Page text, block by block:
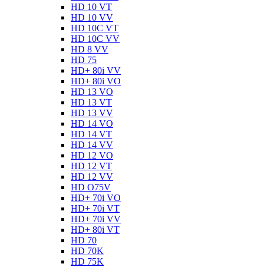
HD 10 VT
HD 10 VV
HD 10C VT
HD 10C VV
HD 8 VV
HD 75
HD+ 80i VV
HD+ 80i VO
HD 13 VO
HD 13 VT
HD 13 VV
HD 14 VO
HD 14 VT
HD 14 VV
HD 12 VO
HD 12 VT
HD 12 VV
HD O75V
HD+ 70i VO
HD+ 70i VT
HD+ 70i VV
HD+ 80i VT
HD 70
HD 70K
HD 75K